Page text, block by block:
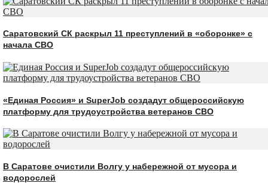
Саратовский СК раскрыл 11 преступлений в «оборонке» с
начала СВО
«Единая Россия» и SuperJob создадут общероссийскую
платформу для трудоустройства ветеранов СВО
В Саратове очистили Волгу у набережной от мусора и
водорослей